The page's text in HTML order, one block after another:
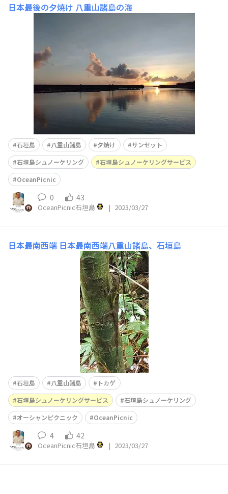
日本最後の夕焼け 八重山諸島の海
石垣島 八重山諸島 夕焼け
サンセット
石垣島シュノーケリング
石垣島シュノーケリングサービス
OceanPicnic
0 43
OceanPicnic石垣島 | 2023/03/27
日本最南西端 日本最南西端八重山諸島、石垣島
石垣島 八重山諸島
トカゲ
石垣島シュノーケリングサービス
石垣島シュノーケリング
オーシャンピクニック
OceanPicnic
4 42
OceanPicnic石垣島 | 2023/03/27